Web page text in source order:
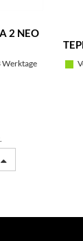
2 NEO
Werktage